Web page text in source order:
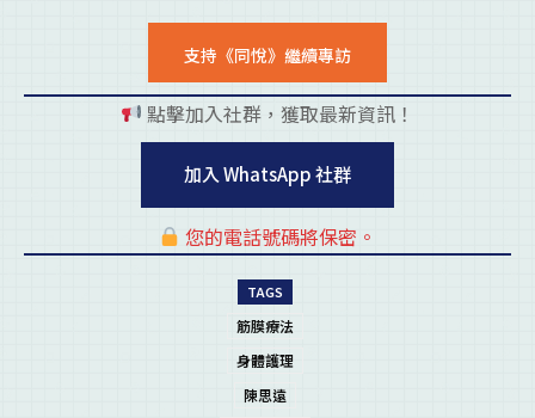
支持《同悅》繼續專訪
點擊加入社群，獲取最新資訊！
加入 WhatsApp 社群
您的電話號碼將保密。
TAGS
筋膜療法
身體護理
陳思遠